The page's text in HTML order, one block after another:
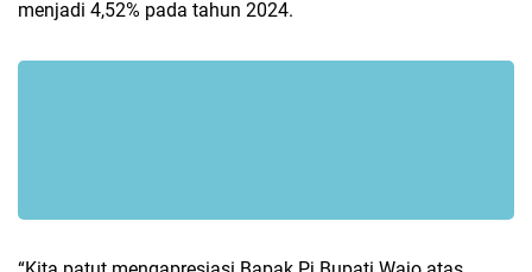
menjadi 4,52% pada tahun 2024.